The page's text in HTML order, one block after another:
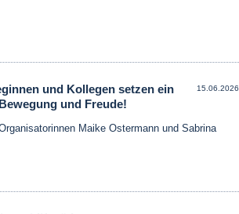
15.06.2026
und Kollegen setzen ein
und Freude!
Maike Ostermann und Sabrina